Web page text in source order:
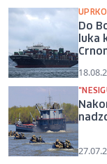
Do
luka